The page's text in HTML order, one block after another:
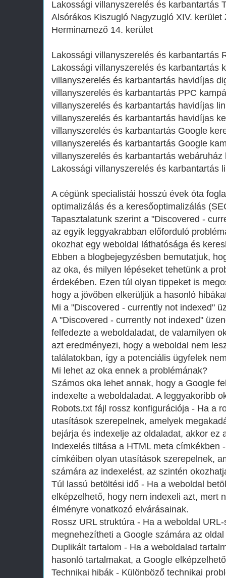
Lakossági villanyszerelés és karbantartás
Alsórákos Kiszugló Nagyzugló XIV. kerület
Herminamező 14. kerület
Lakossági villanyszerelés és karbantartás
Lakossági villanyszerelés és karbantartás
villanyszerelés és karbantartás havidíjas
villanyszerelés és karbantartás PPC
villanyszerelés és karbantartás havidíjas
villanyszerelés és karbantartás havidíjas
villanyszerelés és karbantartás Google
villanyszerelés és karbantartás Google
villanyszerelés és karbantartás
Lakossági villanyszerelés és karbantartás
A cégünk specialistái hosszú évek óta
optimalizálás és a keresőoptimalizálás
Tapasztalatunk szerint a "Discovered -
az egyik leggyakrabban előforduló
okozhat egy weboldal láthatósága és
Ebben a blogbejegyzésben bemutatjuk,
az oka, és milyen lépéseket tehetünk a
érdekében. Ezen túl olyan tippeket is
hogy a jövőben elkerüljük a hasonló
Mi a "Discovered - currently not indexed"
A "Discovered - currently not indexed"
felfedezte a weboldaladat, de valamilyen
azt eredményezi, hogy a weboldal nem
találatokban, így a potenciális ügyfelek
Mi lehet az oka ennek a problémának?
Számos oka lehet annak, hogy a Google
indexelte a weboldaladat. A leggyakoribb
Robots.txt fájl rossz konfigurációja - Ha a
utasítások szerepelnek, amelyek
bejárja és indexelje az oldaladat, akkor ez
Indexelés tiltása a HTML meta címkékben
címkéiben olyan utasítások szerepelnek,
számára az indexelést, az szintén
Túl lassú betöltési idő - Ha a weboldal
elképzelhető, hogy nem indexeli azt, mert
élményre vonatkozó elvárásainak.
Rossz URL struktúra - Ha a weboldal
megnehezítheti a Google számára az
Duplikált tartalom - Ha a weboldalad
hasonló tartalmakat, a Google
Technikai hibák - Különböző technikai